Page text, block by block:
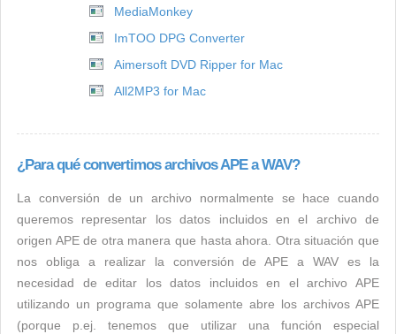
MediaMonkey
ImTOO DPG Converter
Aimersoft DVD Ripper for Mac
All2MP3 for Mac
¿Para qué convertimos archivos APE a WAV?
La conversión de un archivo normalmente se hace cuando
queremos representar los datos incluidos en el archivo de
origen APE de otra manera que hasta ahora. Otra situación que
nos obliga a realizar la conversión de APE a WAV es la
necesidad de editar los datos incluidos en el archivo APE
utilizando un programa que solamente abre los archivos APE
(porque p.ej. tenemos que utilizar una función especial